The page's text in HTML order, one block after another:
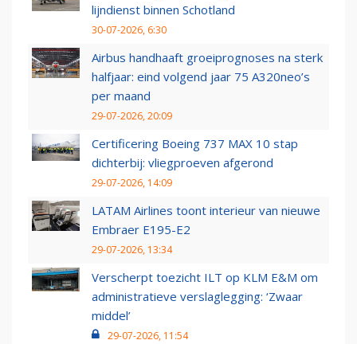
lijndienst binnen Schotland
30-07-2026, 6:30
Airbus handhaaft groeiprognoses na sterk
halfjaar: eind volgend jaar 75 A320neo’s
per maand
29-07-2026, 20:09
Certificering Boeing 737 MAX 10 stap
dichterbij: vliegproeven afgerond
29-07-2026, 14:09
LATAM Airlines toont interieur van nieuwe
Embraer E195-E2
29-07-2026, 13:34
Verscherpt toezicht ILT op KLM E&M om
administratieve verslaglegging: ‘Zwaar
middel’
29-07-2026, 11:54